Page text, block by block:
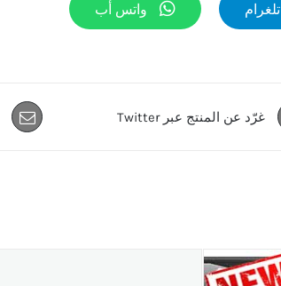
تلغرام واتس أب
غرّد عن المنتج عبر Twitter